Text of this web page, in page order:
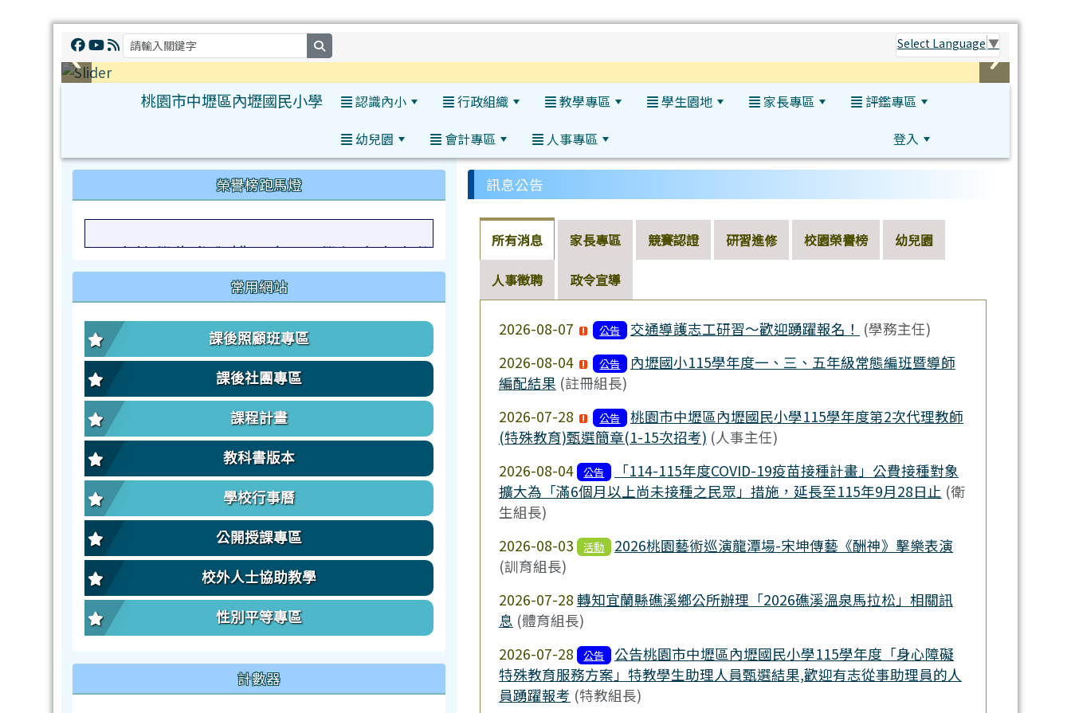
Select Language ▼
桃園市中壢區內壢國民小學 認識內小 行政組織 教學專區 學生園地 家長專區
評鑑專區
幼兒園
會計專區 人事專區 登入
:::
訊息公告
所有消息 家長專區 競賽認證 研習進修 校園榮譽榜 幼兒園
人事徵聘 政令宣導
2026-08-07 公告 交通導護志工研習～歡迎踴躍報名！ (學務主任)
2026-08-04
公告
內壢國小115學年度一、三、五年級常態編班暨導師
編配結果 (註冊組長)
2026-07-28
公告
桃園市中壢區內壢國民小學115學年度第2次代理教師
(特殊教育)甄選簡章(1-15次招考) (人事主任)
2026-08-04
公告
「114-115年度COVID-19疫苗接種計畫」公費接種對象
擴大為「滿6個月以上尚未接種之民眾」措施，延長至115年9月28日止 (衛
生組長)
2026-08-03
活動
2026桃園藝術巡演龍潭場-宋坤傳藝《酬神》擊樂表演
(訓育組長)
2026-07-28 轉知宜蘭縣礁溪鄉公所辦理「2026礁溪溫泉馬拉松」相關訊
息 (體育組長)
2026-07-28
公告
公告桃園市中壢區內壢國民小學115學年度「身心障礙
特殊教育服務方案」特教學生助理人員甄選結果,歡迎有志從事助理員的人
員踴躍報考 (特教組長)
榮譽榜跑馬燈
本校學生參與桃園市114學年度中小學發明展選拔暨展覽會榮獲特優
常用網站
課後照顧班專區
課後社團專區
課程計畫
教科書版本
學校行事曆
公開授課專區
校外人士協助教學
性別平等專區
計數器